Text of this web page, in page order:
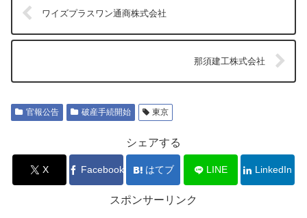
ワイズプラスワン通商株式会社
那須建工株式会社
官報公告 破産手続開始 東京
シェアする
X Facebook はてブ LINE LinkedIn
スポンサーリンク